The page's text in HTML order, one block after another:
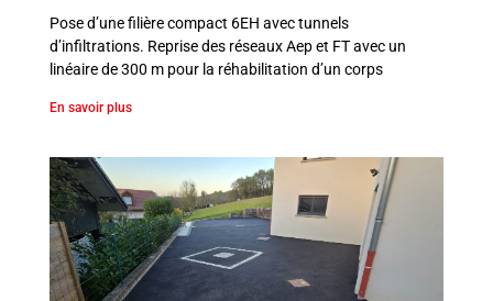
Pose d’une filière compact 6EH avec tunnels
d’infiltrations. Reprise des réseaux Aep et FT avec un
linéaire de 300 m pour la réhabilitation d’un corps
En savoir plus